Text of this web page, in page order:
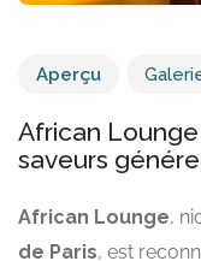
Aperçu
African
saveurs
African Lounge,
de Paris, est